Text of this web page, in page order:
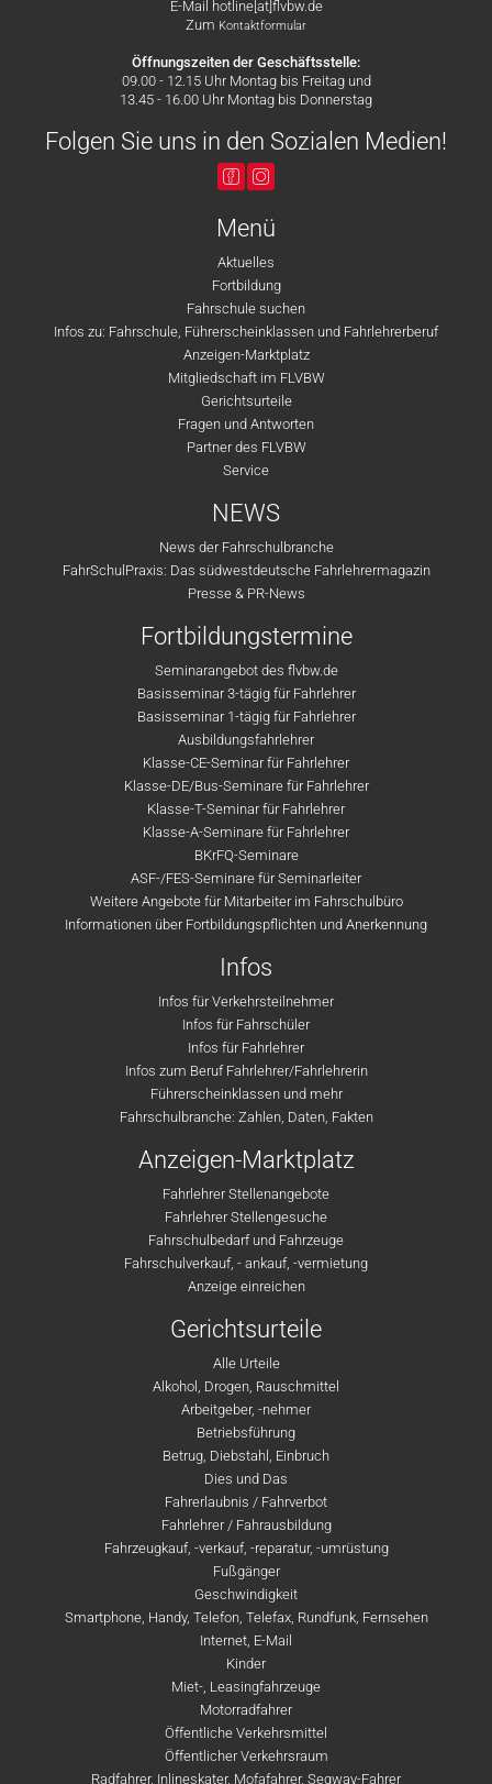
E-Mail hotline[at]flvbw.de
Zum Kontaktformular
Öffnungszeiten der Geschäftsstelle:
09.00 - 12.15 Uhr Montag bis Freitag und
13.45 - 16.00 Uhr Montag bis Donnerstag
Folgen Sie uns in den Sozialen Medien!
Menü
Aktuelles
Fortbildung
Fahrschule suchen
Infos zu: Fahrschule, Führerscheinklassen und Fahrlehrerberuf
Anzeigen-Marktplatz
Mitgliedschaft im FLVBW
Gerichtsurteile
Fragen und Antworten
Partner des FLVBW
Service
NEWS
News der Fahrschulbranche
FahrSchulPraxis: Das südwestdeutsche Fahrlehrermagazin
Presse & PR-News
Fortbildungstermine
Seminarangebot des flvbw.de
Basisseminar 3-tägig für Fahrlehrer
Basisseminar 1-tägig für Fahrlehrer
Ausbildungsfahrlehrer
Klasse-CE-Seminar für Fahrlehrer
Klasse-DE/Bus-Seminare für Fahrlehrer
Klasse-T-Seminar für Fahrlehrer
Klasse-A-Seminare für Fahrlehrer
BKrFQ-Seminare
ASF-/FES-Seminare für Seminarleiter
Weitere Angebote für Mitarbeiter im Fahrschulbüro
Informationen über Fortbildungspflichten und Anerkennung
Infos
Infos für Verkehrsteilnehmer
Infos für Fahrschüler
Infos für Fahrlehrer
Infos zum Beruf Fahrlehrer/Fahrlehrerin
Führerscheinklassen und mehr
Fahrschulbranche: Zahlen, Daten, Fakten
Anzeigen-Marktplatz
Fahrlehrer Stellenangebote
Fahrlehrer Stellengesuche
Fahrschulbedarf und Fahrzeuge
Fahrschulverkauf, - ankauf, -vermietung
Anzeige einreichen
Gerichtsurteile
Alle Urteile
Alkohol, Drogen, Rauschmittel
Arbeitgeber, -nehmer
Betriebsführung
Betrug, Diebstahl, Einbruch
Dies und Das
Fahrerlaubnis / Fahrverbot
Fahrlehrer / Fahrausbildung
Fahrzeugkauf, -verkauf, -reparatur, -umrüstung
Fußgänger
Geschwindigkeit
Smartphone, Handy, Telefon, Telefax, Rundfunk, Fernsehen
Internet, E-Mail
Kinder
Miet-, Leasingfahrzeuge
Motorradfahrer
Öffentliche Verkehrsmittel
Öffentlicher Verkehrsraum
Radfahrer, Inlineskater, Mofafahrer, Segway-Fahrer